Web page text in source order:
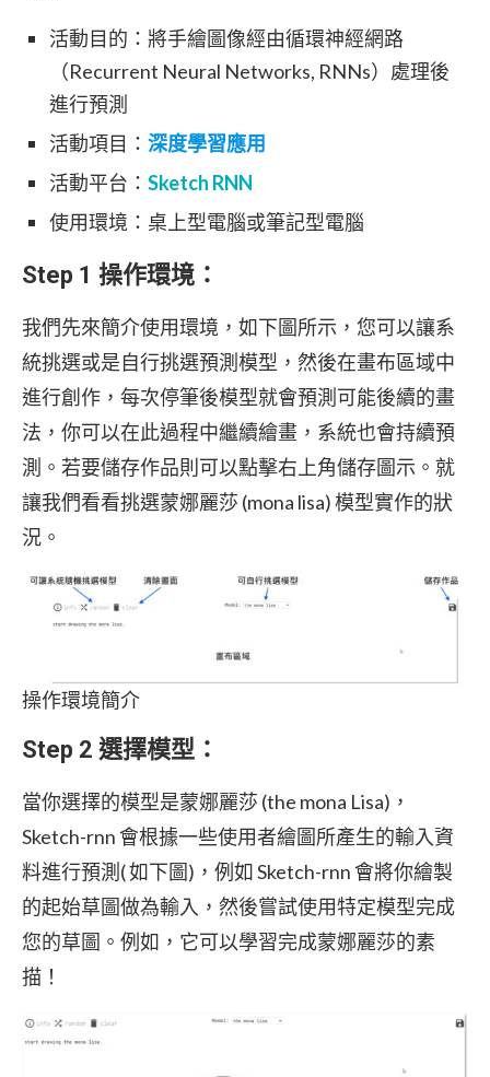
活動目的：將手繪圖像經由循環神經網路
（Recurrent Neural Networks, RNNs）處理後
進行預測
活動項目： 深度學習應用
活動平台： Sketch RNN
使用環境：桌上型電腦或筆記型電腦
Step 1 操作環境：
我們先來簡介使用環境，如下圖所示，您可以讓系
統挑選或是自行挑選預測模型，然後在畫布區域中
進行創作，每次停筆後模型就會預測可能後續的畫
法，你可以在此過程中繼續繪畫，系統也會持續預
測。若要儲存作品則可以點擊右上角儲存圖示。就
讓我們看看挑選蒙娜麗莎 (mona lisa) 模型實作的狀
況。
操作環境簡介
Step 2 選擇模型：
當你選擇的模型是蒙娜麗莎 (the mona Lisa)，
Sketch-rnn 會根據一些使用者繪圖所產生的輸入資
料進行預測( 如下圖)，例如 Sketch-rnn 會將你繪製
的起始草圖做為輸入，然後嘗試使用特定模型完成
您的草圖。例如，它可以學習完成蒙娜麗莎的素
描！